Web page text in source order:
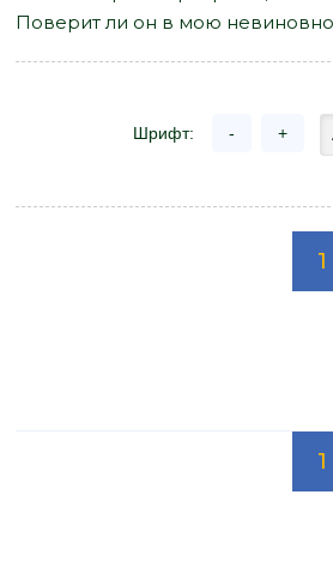
Поверит ли он в мою
Шрифт: - +
1
1